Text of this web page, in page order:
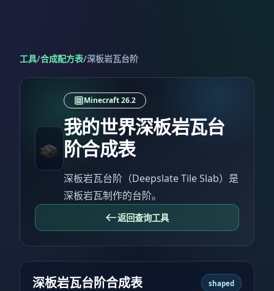
工具/合成配方表/深板岩瓦台阶
Minecraft 26.2
我的世界深板岩瓦台
阶合成表
深板岩瓦台阶（Deepslate Tile Slab）是
深板岩瓦制作的台阶。
返回查询工具
深板岩瓦台阶合成表 shaped